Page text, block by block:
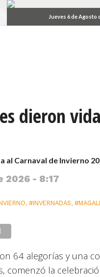
Jueves 6 de Agosto
dieron
al Carnaval de Invierno
2026 - 8:17
,#INVERNADAS,
64 alegorías y una
comenzó la